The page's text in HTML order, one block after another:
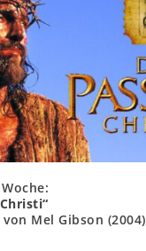
Mel Gibson (2004)